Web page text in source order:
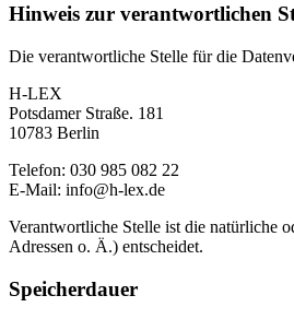
Hinweis zur verantwortlichen
Die verantwortliche Stelle für die
H-LEX
Potsdamer Straße. 181
10783 Berlin
Telefon: 030 985 082 22
E-Mail: info@h-lex.de
Verantwortliche Stelle ist die natürliche
Adressen o. Ä.) entscheidet.
Speicherdauer